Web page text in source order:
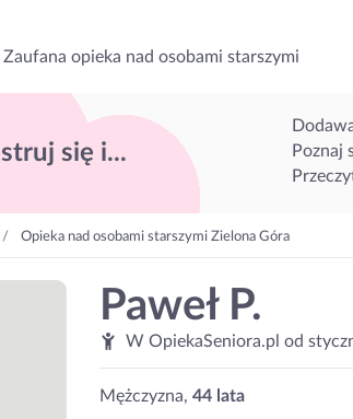
Zaufana opieka nad osobami starszymi
się i...
Poznaj
Opieka nad osobami starszymi Zielona Góra
Paweł P.
W OpiekaSeniora.pl od
Mężczyzna, 44 lata